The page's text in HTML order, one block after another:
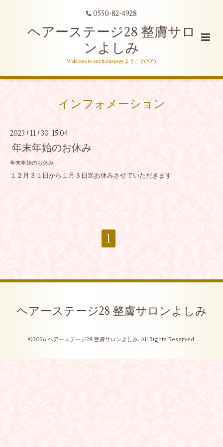
0550-82-4928
ヘアーステージ28 整膚サロ
ンよしみ
Welcome to our homepage ようこそ(^O^)
インフォメーション
2023 / 11 / 30 15:04
年末年始のお休み
年末年始のお休み
１２月３１日から１月３日迄お休みさせていただきます
1
ヘアーステージ28 整膚サロンよしみ
©2026 ヘアーステージ28 整膚サロンよしみ. All Rights Reserved.